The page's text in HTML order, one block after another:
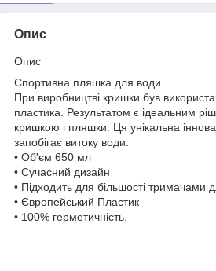
Опис
Опис
Спортивна пляшка для води
При виробництві кришки був
пластика. Результатом є ідеальним
кришкою і пляшки. Ця унікальна
запобігає витоку води.
• Об'єм 650 мл
• Сучасний дизайн
• Підходить для більшості тримачами
• Європейський Пластик
• 100% герметичність.